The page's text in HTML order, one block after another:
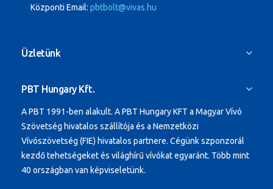
Központi Email: pbtbolt@vivas.hu
Üzletünk
PBT Hungary Kft.
A PBT 1991-ben alakult. A PBT Hungary KFT a Magyar Vívó
Szövetség hivatalos szállítója és a Nemzetközi
Vívószövetség (FIE) hivatalos partnere. Cégünk szponzorál
kezdő tehetségeket és világhírű vívókat egyaránt. Több mint
40 országban van képviseletünk.